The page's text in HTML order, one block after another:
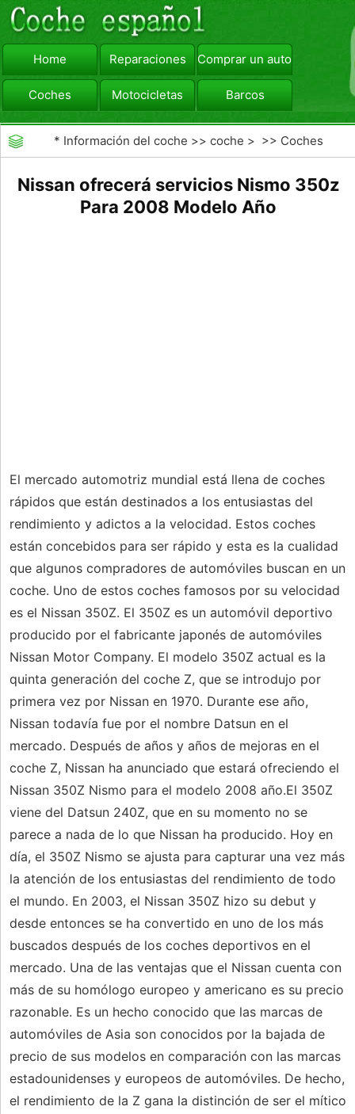
Home Reparaciones Comprar un automóvil
Coches Motocicletas Barcos
viajar Camiones
* Información del coche >>coche > >> Coches
Nissan ofrecerá servicios Nismo 350z
Para 2008 Modelo Año
El mercado automotriz mundial está llena de coches
rápidos que están destinados a los entusiastas del
rendimiento y adictos a la velocidad. Estos coches
están concebidos para ser rápido y esta es la cualidad
que algunos compradores de automóviles buscan en un
coche. Uno de estos coches famosos por su velocidad
es el Nissan 350Z. El 350Z es un automóvil deportivo
producido por el fabricante japonés de automóviles
Nissan Motor Company. El modelo 350Z actual es la
quinta generación del coche Z, que se introdujo por
primera vez por Nissan en 1970. Durante ese año,
Nissan todavía fue por el nombre Datsun en el
mercado. Después de años y años de mejoras en el
coche Z, Nissan ha anunciado que estará ofreciendo el
Nissan 350Z Nismo para el modelo 2008 año.El 350Z
viene del Datsun 240Z, que en su momento no se
parece a nada de lo que Nissan ha producido. Hoy en
día, el 350Z Nismo se ajusta para capturar una vez más
la atención de los entusiastas del rendimiento de todo
el mundo. En 2003, el Nissan 350Z hizo su debut y
desde entonces se ha convertido en uno de los más
buscados después de los coches deportivos en el
mercado. Una de las ventajas que el Nissan cuenta con
más de su homólogo europeo y americano es su precio
razonable. Es un hecho conocido que las marcas de
automóviles de Asia son conocidos por la bajada de
precio de sus modelos en comparación con las marcas
estadounidenses y europeos de automóviles. De hecho,
el rendimiento de la Z gana la distinción de ser el mítico